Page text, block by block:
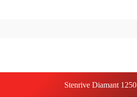
Stenrive Diamant 1250